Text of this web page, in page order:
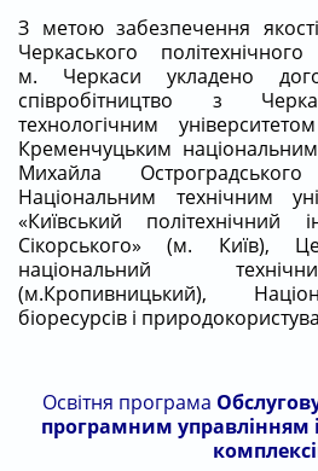
З метою забезпечення якості
Черкаського
м. Черкаси укладено
співробітництво з
технологічним
Кременчуцьким національним
Михайла
Національним технічним
«Київський політехнічний
Сікорського» (м. Київ),
національний
(м.Кропивницький),
біоресурсів і
Освітня програма
програмним управлінням